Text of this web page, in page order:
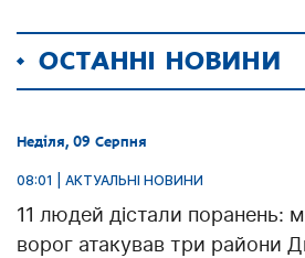
ОСТАННІ НОВИНИ
Неділя, 09 Серпня
08:01 | АКТУАЛЬНІ НОВИНИ
11 людей дістали поранень:
ворог атакував три райони